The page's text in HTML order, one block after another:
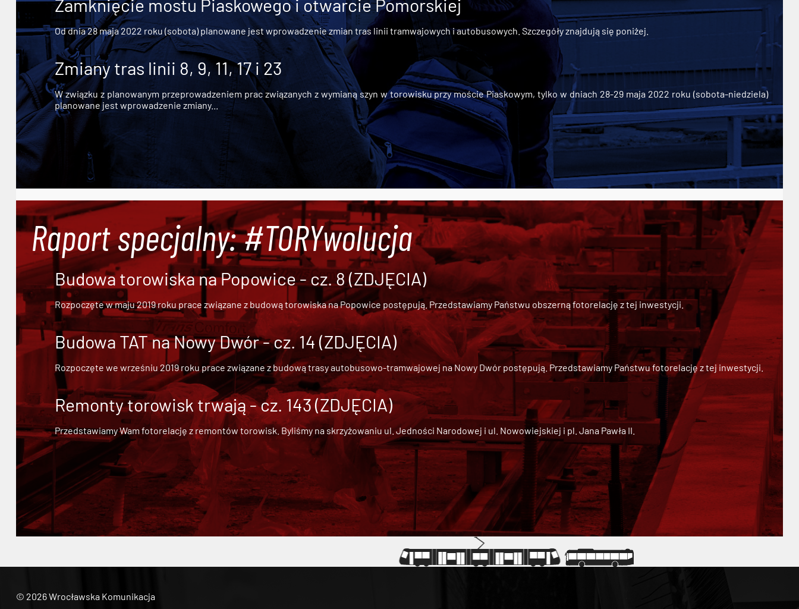
Zamknięcie mostu Piaskowego i otwarcie Pomorskiej
Od dnia 28 maja 2022 roku (sobota) planowane jest wprowadzenie zmian tras linii tramwajowych i autobusowych. Szczegóły znajdują się poniżej.
Zmiany tras linii 8, 9, 11, 17 i 23
W związku z planowanym przeprowadzeniem prac związanych z wymianą szyn w torowisku przy moście Piaskowym, tylko w dniach 28-29 maja 2022 roku (sobota-niedziela)
planowane jest wprowadzenie zmiany...
Raport specjalny: #TORYwolucja
Budowa torowiska na Popowice - cz. 8 (ZDJĘCIA)
Rozpoczęte w maju 2019 roku prace związane z budową torowiska na Popowice postępują. Przedstawiamy Państwu obszerną fotorelację z tej inwestycji.
Budowa TAT na Nowy Dwór - cz. 14 (ZDJĘCIA)
Rozpoczęte we wrześniu 2019 roku prace związane zbudową trasy autobusowo-tramwajowej na Nowy Dwórpostępują. Przedstawiamy Państwu fotorelację z tej inwestycji.
Remonty torowisk trwają - cz. 143 (ZDJĘCIA)
Przedstawiamy Wam fotorelację z remontów torowisk. Byliśmy na skrzyżowaniu ul. Jedności Narodowej i ul. Nowowiejskiej i pl. Jana Pawła II.
© 2026 Wrocławska Komunikacja